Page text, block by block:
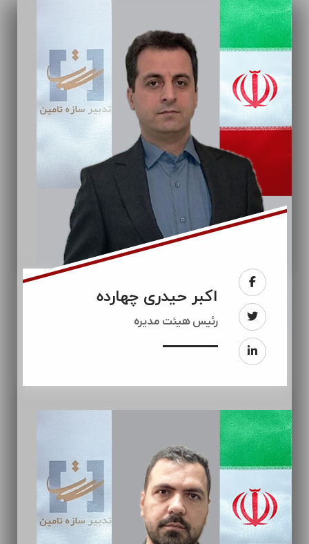
اکبر حیدری چهارده
رئيس هیئت مدیره